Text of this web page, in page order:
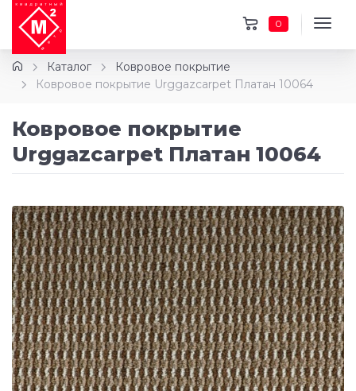
0
Каталог
Ковровое покрытие
Ковровое покрытие Urggazcarpet Платан 10064
Ковровое покрытие
Urggazcarpet Платан 10064